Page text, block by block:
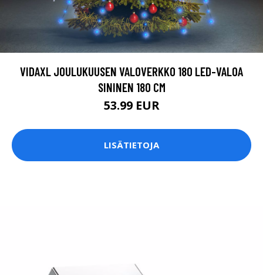
VIDAXL JOULUKUUSEN VALOVERKKO 180 LED-VALOA
SININEN 180 CM
53.99 EUR
LISÄTIETOJA